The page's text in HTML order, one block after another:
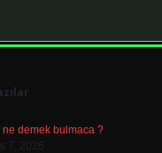
ne demek bulmaca ?
7, 2026